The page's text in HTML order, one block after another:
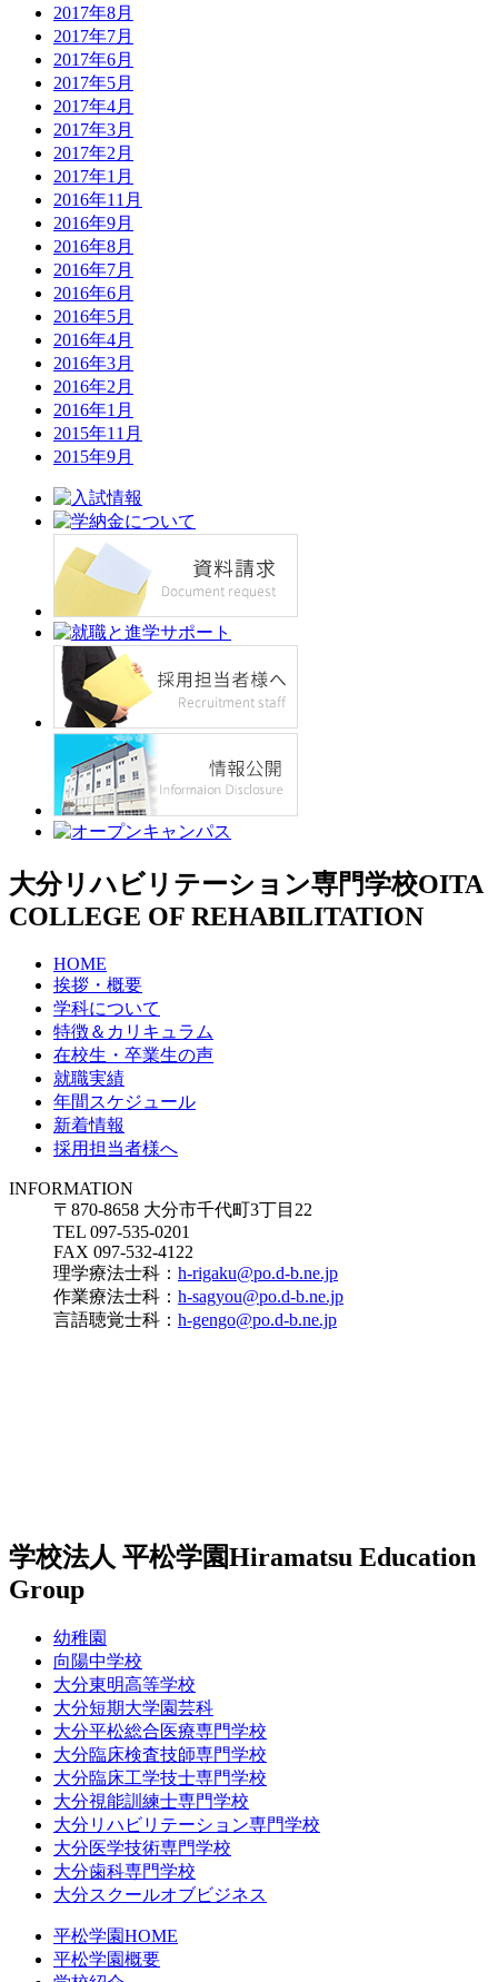
2017年8月
2017年7月
2017年6月
2017年5月
2017年4月
2017年3月
2017年2月
2017年1月
2016年11月
2016年9月
2016年8月
2016年7月
2016年6月
2016年5月
2016年4月
2016年3月
2016年2月
2016年1月
2015年11月
2015年9月
大分リハビリテーション専門学校OITA
COLLEGE OF REHABILITATION
HOME
挨拶・概要
学科について
特徴＆カリキュラム
在校生・卒業生の声
就職実績
年間スケジュール
新着情報
採用担当者様へ
INFORMATION
〒870-8658 大分市千代町3丁目22
TEL 097-535-0201
FAX 097-532-4122
理学療法士科： h-rigaku@po.d-b.ne.jp
作業療法士科： h-sagyou@po.d-b.ne.jp
言語聴覚士科： h-gengo@po.d-b.ne.jp
学校法人 平松学園Hiramatsu Education
Group
幼稚園
向陽中学校
大分東明高等学校
大分短期大学園芸科
大分平松総合医療専門学校
大分臨床検査技師専門学校
大分臨床工学技士専門学校
大分視能訓練士専門学校
大分リハビリテーション専門学校
大分医学技術専門学校
大分歯科専門学校
大分スクールオブビジネス
平松学園HOME
平松学園概要